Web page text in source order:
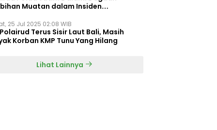
Muatan dalam Insiden
25 Jul 2025 02:08 WIB
Terus Sisir Laut Bali, Masih
Korban KMP Tunu Yang Hilang
Lihat Lainnya